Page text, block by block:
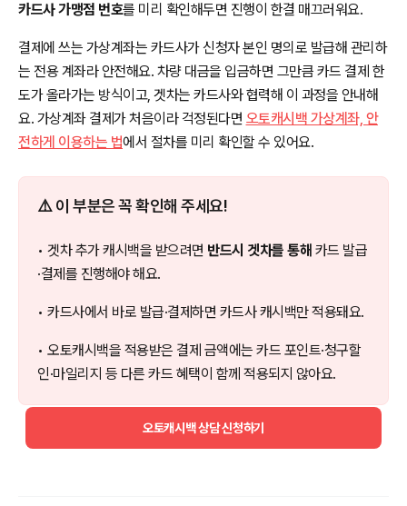
카드사 가맹점 번호를 미리 확인해두면 진행이 한결 매끄러워요.
결제에 쓰는 가상계좌는 카드사가 신청자 본인 명의로 발급해 관리하
는 전용 계좌라 안전해요. 차량 대금을 입금하면 그만큼 카드 결제 한
도가 올라가는 방식이고, 겟차는 카드사와 협력해 이 과정을 안내해
요. 가상계좌 결제가 처음이라 걱정된다면 오토캐시백 가상계좌, 안
전하게 이용하는 법에서 절차를 미리 확인할 수 있어요.
⚠️ 이 부분은 꼭 확인해 주세요!
• 겟차 추가 캐시백을 받으려면 반드시 겟차를 통해 카드 발급
·결제를 진행해야 해요.
• 카드사에서 바로 발급·결제하면 카드사 캐시백만 적용돼요.
• 오토캐시백을 적용받은 결제 금액에는 카드 포인트·청구할
인·마일리지 등 다른 카드 혜택이 함께 적용되지 않아요.
오토캐시백 상담 신청하기